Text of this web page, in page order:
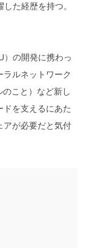
た経歴を持つ。
）の開発に携わっ
ルネットワーク
のこと）など新し
を支えるにあた
アが必要だと気付